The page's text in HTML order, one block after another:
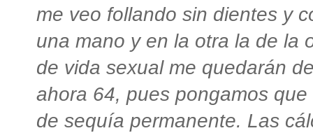
me veo follando sin dientes y
una mano y en la otra la de la
de vida sexual me quedarán
ahora 64, pues pongamos
de sequía permanente. Las